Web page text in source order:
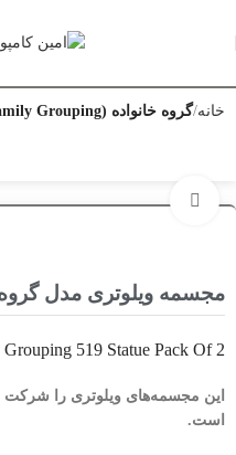
خانه گروه خانواده (Family Grouping)
مجسمه ویلوتری مدل گروه
519 Statue Pack Of 2
این مجسمه‌های ویلوتری را شرکت
است.